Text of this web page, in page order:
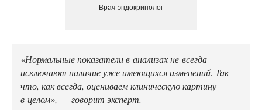
Врач-эндокринолог
«Нормальные показатели в анализах не всегда
исключают наличие уже имеющихся изменений. Так
что, как всегда, оцениваем клиническую картину
в целом», — говорит эксперт.